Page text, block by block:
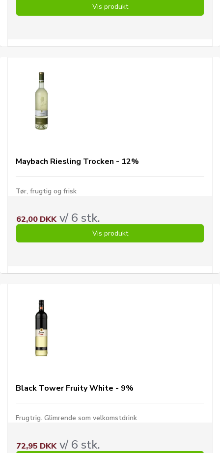
Vis produkt
Maybach Riesling Trocken - 12%
Tør, frugtig og frisk
62,00 DKKv/ 6 stk.
Vis produkt
Black Tower Fruity White - 9%
Frugtrig. Glimrende som velkomstdrink
72,95 DKKv/ 6 stk.